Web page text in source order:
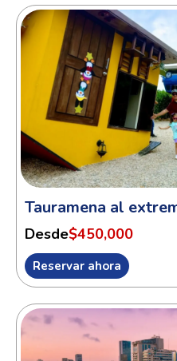
Tauramena al
Desde$450,000
Reservar ahora